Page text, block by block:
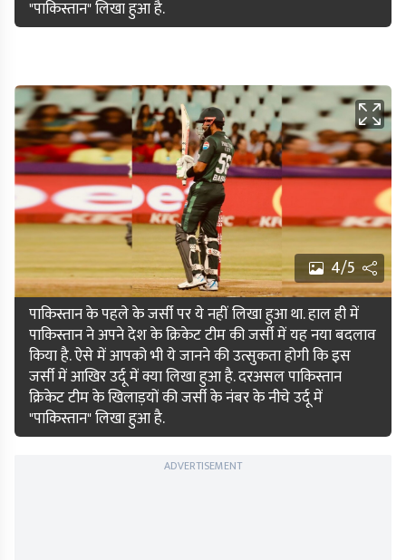
"पाकिस्तान" लिखा हुआ है.
4/5
पाकिस्तान के पहले के जर्सी पर ये नहीं लिखा हुआ था. हाल ही में
पाकिस्तान ने अपने देश के क्रिकेट टीम की जर्सी में यह नया बदलाव
किया है. ऐसे में आपको भी ये जानने की उत्सुकता होगी कि इस
जर्सी में आखिर उर्दू में क्या लिखा हुआ है. दरअसल पाकिस्तान
क्रिकेट टीम के खिलाड़यों की जर्सी के नंबर के नीचे उर्दू में
"पाकिस्तान" लिखा हुआ है.
ADVERTISEMENT